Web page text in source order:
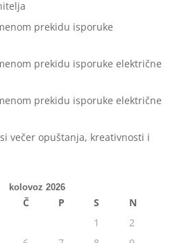
prekidu isporuke
prekidu isporuke električne
prekidu isporuke električne
večer opuštanja, kreativnosti i
kolovoz 2026
Č P S
N
1
2